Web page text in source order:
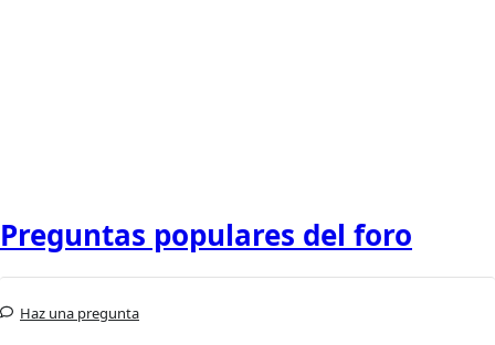
Preguntas populares del foro
Haz una pregunta